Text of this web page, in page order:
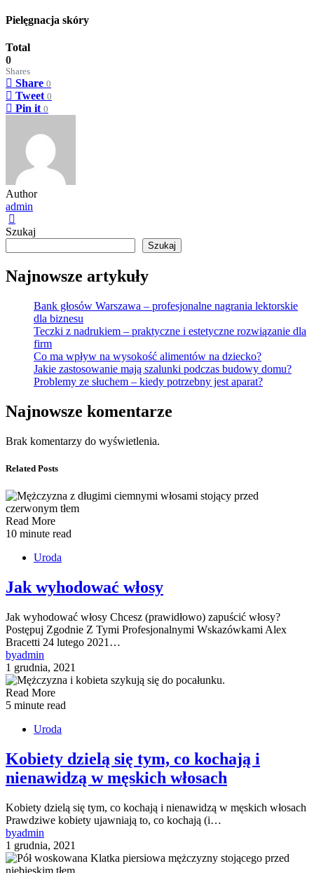
Pielęgnacja skóry
Total
0
Shares
Share 0
Tweet 0
Pin it 0
Author
admin
Szukaj
Szukaj
Najnowsze artykuły
Bank głosów Warszawa – profesjonalne nagrania lektorskie
dla biznesu
Teczki z nadrukiem – praktyczne i estetyczne rozwiązanie dla
firm
Co ma wpływ na wysokość alimentów na dziecko?
Jakie zastosowanie mają szalunki podczas budowy domu?
Problemy ze słuchem – kiedy potrzebny jest aparat?
Najnowsze komentarze
Brak komentarzy do wyświetlenia.
Related Posts
Read More
10 minute read
Uroda
Jak wyhodować włosy
Jak wyhodować włosy Chcesz (prawidłowo) zapuścić włosy?
Postępuj Zgodnie Z Tymi Profesjonalnymi Wskazówkami Alex
Bracetti 24 lutego 2021…
byadmin
1 grudnia, 2021
Read More
5 minute read
Uroda
Kobiety dzielą się tym, co kochają i
nienawidzą w męskich włosach
Kobiety dzielą się tym, co kochają i nienawidzą w męskich włosach
Prawdziwe kobiety ujawniają to, co kochają (i…
byadmin
1 grudnia, 2021